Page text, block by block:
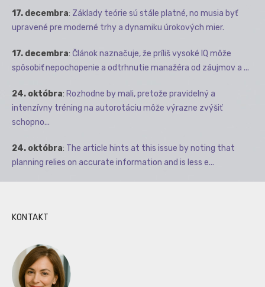
17. decembra: Základy teórie sú stále platné, no musia byť
upravené pre moderné trhy a dynamiku úrokových mier.
17. decembra: Článok naznačuje, že príliš vysoké IQ môže
spôsobiť nepochopenie a odtrhnutie manažéra od záujmov a ...
24. októbra: Rozhodne by mali, pretože pravidelný a
intenzívny tréning na autorotáciu môže výrazne zvýšiť
schopno...
24. októbra: The article hints at this issue by noting that
planning relies on accurate information and is less e...
KONTAKT